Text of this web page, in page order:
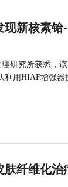
新核素铪
研究所获悉，
利用HIAF增强
纤维化治